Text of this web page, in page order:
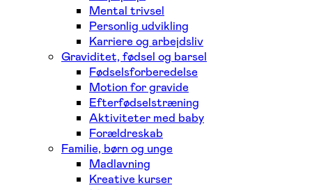
Mental trivsel
Personlig udvikling
Karriere og arbejdsliv
Graviditet, fødsel og barsel
Fødselsforberedelse
Motion for gravide
Efterfødselstræning
Aktiviteter med baby
Forældreskab
Familie, børn og unge
Madlavning
Kreative kurser